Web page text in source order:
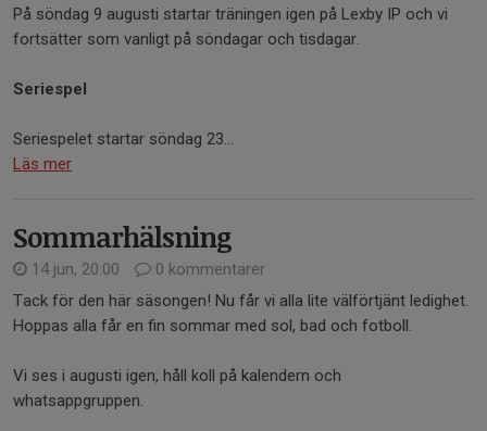
På söndag 9 augusti startar träningen igen på Lexby IP och vi
fortsätter som vanligt på söndagar och tisdagar.
Seriespel
Seriespelet startar söndag 23...
Läs mer
Sommarhälsning
14 jun, 20:00
0 kommentarer
Tack för den här säsongen! Nu får vi alla lite välförtjänt ledighet.
Hoppas alla får en fin sommar med sol, bad och fotboll.
Vi ses i augusti igen, håll koll på kalendern och
whatsappgruppen.